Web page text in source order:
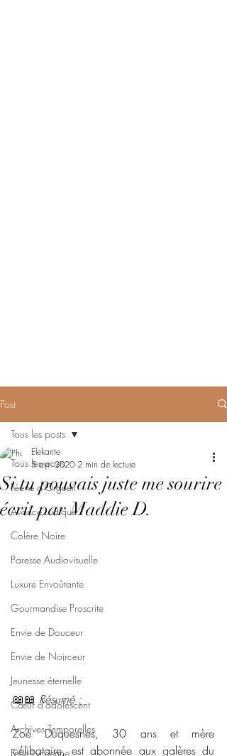
Post
Tous les posts
Féerie d'Orgueil
Avarice Ludique
Colère Noire
Paresse Audiovisuelle
Luxure Envoûtante
Gourmandise Proscrite
Envie de Douceur
Envie de Noirceur
Jeunesse éternelle
Cœur d'adolescent
Archives Temporelles
Folie Lycéenne
Tous les posts
Si tu pouvais juste me sourire
écrit par Maddie D.
Elekante
5 avr. 2020 2 min de lecture
📖📖 Résumé :
Zoé Duquesnes, 30 ans et mère
célibataire, est abonnée aux galères du